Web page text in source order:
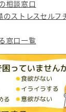
相談窓口
ストレスセルフ
窓口一覧